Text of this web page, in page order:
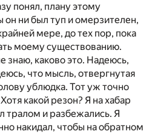
понял, плану этому
он ни был туп и омерзителен,
мере, до тех пор, пока
моему существованию.
знаю, каково это. Надеюсь,
что мысль, отвергнутая
ублюдка. Тот уж точно
какой резон? Я на хабар
тралом и разбежались. Я
накидал, чтобы на обратном